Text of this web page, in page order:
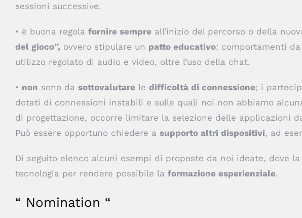
sessioni successive.
• è buona regola fornire sempre all’inizio del percorso o della
del gioco”, ovvero stipulare un patto educativo: comportamenti
utilizzo regolato di audio e video, oltre l’uso della chat.
• non sono da sottovalutare le difficoltà di connessione; i
dotati di connessioni instabili e sulle quali noi non abbiamo
di progettazione, occorre limitare la selezione delle applicazioni
Può essere opportuno chiedere a supporto altri dispositivi, ad
Di seguito elenco alcuni esempi di proposte da noi ideate, dove
tecnologia per rendere possibile la formazione esperienziale.
“ Nomination “